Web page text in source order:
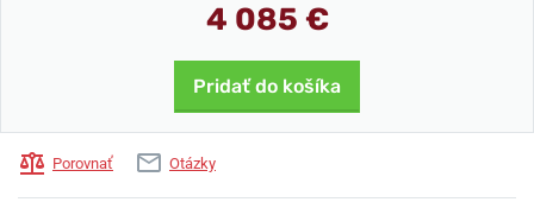
4 085 €
Pridať do košíka
Porovnať Otázky